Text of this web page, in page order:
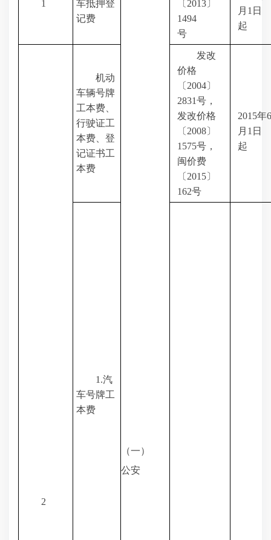
1
车抵押登
记费
（一）
公安
〔 2013〕
1494
号
月 1 日
起
2
机动
车辆号牌
工本费、
行驶证工
本费、登
记证书工
本费
发改
价格
〔 2004〕
2831号，
发改价格
〔 2008〕
1575号，
闽价费
〔 2015〕
162号
2015年
月 1 日
起
1.汽
车号牌工
本费